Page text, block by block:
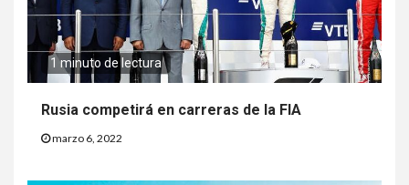
1 minuto de lectura
Rusia competirá en carreras de la FIA
marzo 6, 2022